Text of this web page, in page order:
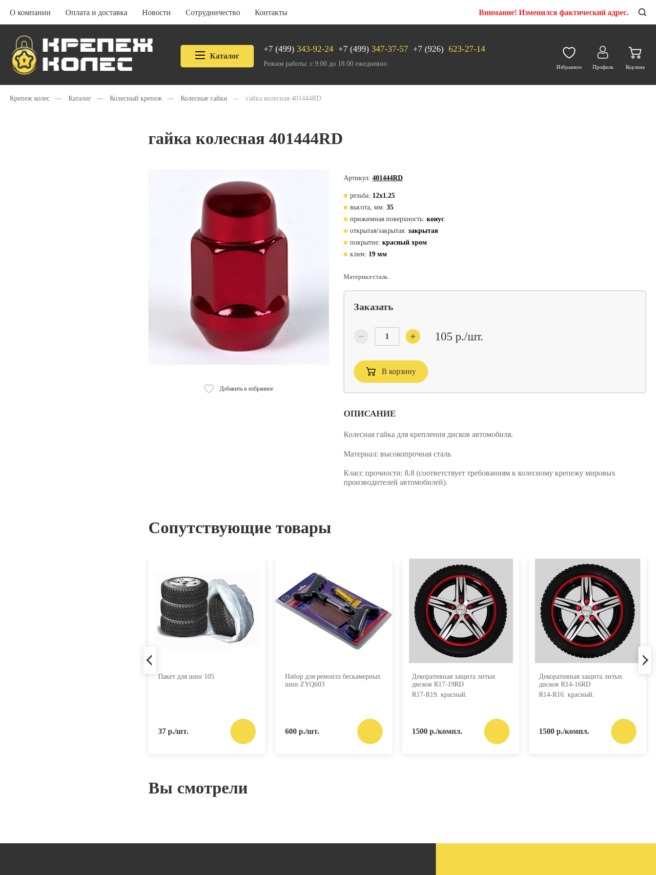
О компании Оплата и доставка Новости Сотрудничество Контакты Внимание! Изменился фактический адрес.
Каталог
+7 (499) 343-92-24 +7 (499) 347-37-57 +7 (926) 623-27-14
Режим работы: с 9:00 до 18:00 ежедневно Избранное Профиль Корзина
Крепеж колес — Каталог — Колесный крепеж — Колесные гайки — гайка колесная 401444RD
гайка колесная 401444RD
Добавить в избранное
Артикул: 401444RD
резьба: 12х1.25
высота, мм: 35
прижимная поверхность: конус
открытая/закрытая: закрытая
покрытие: красный хром
ключ: 19 мм
Материал-сталь.
Заказать
105 р./шт.
В корзину
ОПИСАНИЕ
Колесная гайка для крепления дисков автомобиля.
Материал: высокопрочная сталь
Класс прочности: 8.8 (соответствует требованиям к колесному крепежу мировых
производителей автомобилей).
Сопутствующие товары
Пакет для шин 105
37 р./шт.
Набор для ремонта бескамерных
шин ZYQ603
600 р./шт.
Декоративная защита литых
дисков R17-19RD
R17-R19. красный.
1500 р./компл.
Декоративная защита литых
дисков R14-16RD
R14-R16. красный.
1500 р./компл.
Вы смотрели